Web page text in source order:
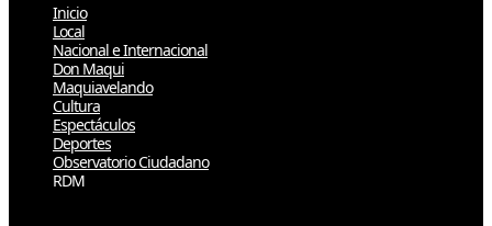
Inicio
Local
Nacional e Internacional
Don Maqui
Maquiavelando
Cultura
Espectáculos
Deportes
Observatorio Ciudadano
RDM